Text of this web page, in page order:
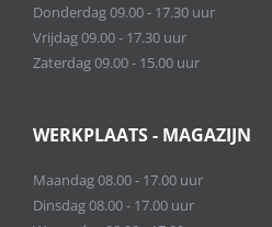
Donderdag 09.00 - 17.30 uur
Vrijdag 09.00 - 17.30 uur
Zaterdag 09.00 - 15.00 uur
WERKPLAATS - MAGAZIJN
Maandag 08.00 - 17.00 uur
Dinsdag 08.00 - 17.00 uur